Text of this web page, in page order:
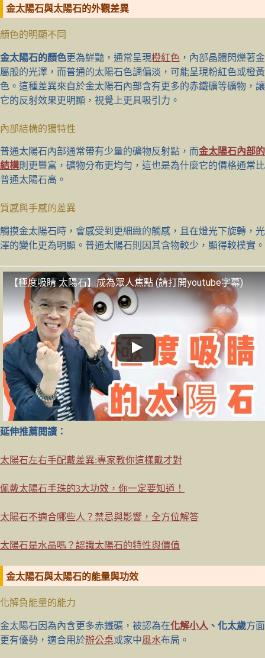
金太陽石與太陽石的外觀差異
顏色的明顯不同
金太陽石的顏色更為鮮豔，通常呈現橙紅色 ，內部晶體閃爍著金
屬般的光澤，而普通的太陽石色調偏淡，可能呈現粉紅色或橙黃
色。這種差異來自於金太陽石內部含有更多的赤鐵礦等礦物，讓
它的反射效果更明顯，視覺上更具吸引力。
內部結構的獨特性
普通太陽石內部通常帶有少量的礦物反射點，而金太陽石內部的
結構則更豐富，礦物分布更均勻，這也是為什麼它的價格通常比
普通太陽石高。
質感與手感的差異
觸摸金太陽石時，會感受到更細緻的觸感，且在燈光下旋轉，光
澤的變化更為明顯。普通太陽石則因其含物較少，顯得較樸實。
【極度吸睛 太陽石】成為眾人焦點 (請打開youtube字幕)
延伸推薦閱讀：
太陽石左右手配戴差異:專家教你這樣戴才對
佩戴太陽石手珠的3大功效，你一定要知道！
太陽石不適合哪些人？禁忌與影響，全方位解答
太陽石是水晶嗎？認識太陽石的特性與價值
金太陽石與太陽石的能量與功效
化解負能量的能力
金太陽石因為內含更多赤鐵礦，被認為在化解小人 、化太歲方面
更有優勢，適合用於辦公桌或家中風水布局。